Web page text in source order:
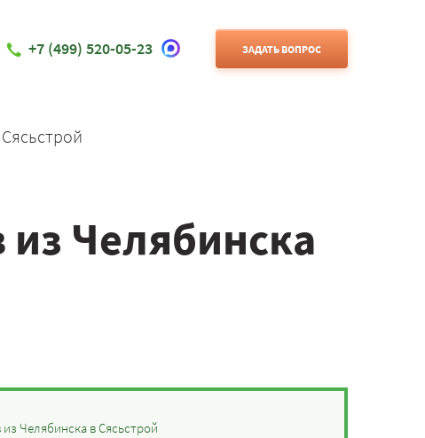
+7 (499) 520-05-23 ЗАДАТЬ ВОПРОС
из Челябинска
Челябинска в Сясьстрой